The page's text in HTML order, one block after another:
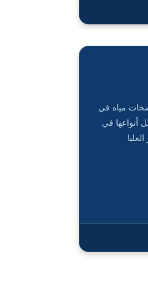
مياه في
أنواعها في